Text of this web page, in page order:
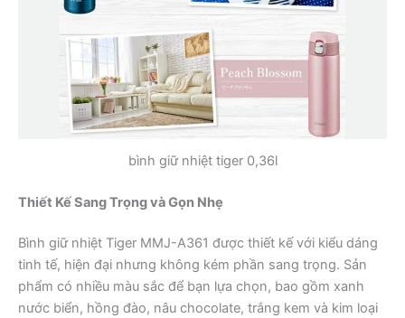
bình giữ nhiệt tiger 0,36l
Thiết Kế Sang Trọng và Gọn Nhẹ
Bình giữ nhiệt Tiger MMJ-A361 được thiết kế với kiểu dáng
tinh tế, hiện đại nhưng không kém phần sang trọng. Sản
phẩm có nhiều màu sắc để bạn lựa chọn, bao gồm xanh
nước biển, hồng đào, nâu chocolate, trắng kem và kim loại